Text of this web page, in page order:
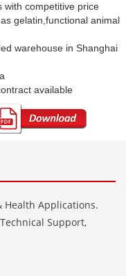
with competitive price
gelatin,functional animal
warehouse in Shanghai
available